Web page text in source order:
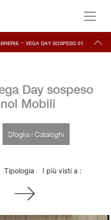
- VEGA DAY SOSPESO 01
Day sospeso
Mobili
Sfoglia i Cataloghi
Tipologia I più visti a :